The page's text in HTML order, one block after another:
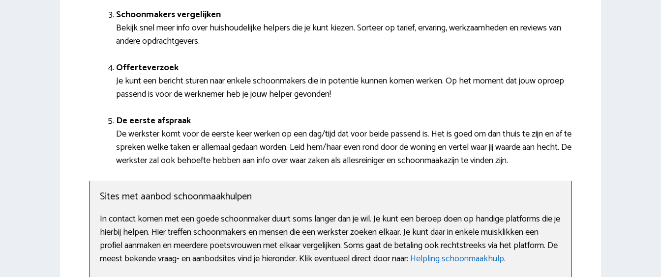
Schoonmakers vergelijken
Bekijk snel meer info over huishoudelijke helpers die je kunt kiezen. Sorteer op tarief, ervaring, werkzaamheden en reviews van
andere opdrachtgevers.
Offerteverzoek
Je kunt een bericht sturen naar enkele schoonmakers die in potentie kunnen komen werken. Op het moment dat jouw oproep
passend is voor de werknemer heb je jouw helper gevonden!
De eerste afspraak
De werkster komt voor de eerste keer werken op een dag/tijd dat voor beide passend is. Het is goed om dan thuis te zijn en af te
spreken welke taken er allemaal gedaan worden. Leid hem/haar even rond door de woning en vertel waar jij waarde aan hecht. De
werkster zal ook behoefte hebben aan info over waar zaken als allesreiniger en schoonmaakazijn te vinden zijn.
Sites met aanbod schoonmaakhulpen
In contact komen met een goede schoonmaker duurt soms langer dan je wil. Je kunt een beroep doen op handige platforms die je
hierbij helpen. Hier treffen schoonmakers en mensen die een werkster zoeken elkaar. Je kunt daar in enkele muisklikken een
profiel aanmaken en meerdere poetsvrouwen met elkaar vergelijken. Soms gaat de betaling ook rechtstreeks via het platform. De
meest bekende vraag- en aanbodsites vind je hieronder. Klik eventueel direct door naar: Helpling schoonmaakhulp.